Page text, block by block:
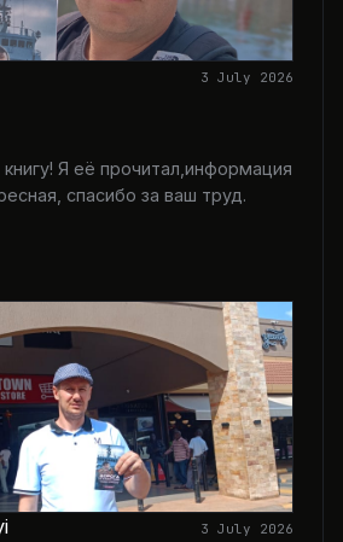
3 July 2026
Я её прочитал,информация
спасибо за ваш труд.
3 July 2026